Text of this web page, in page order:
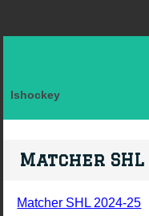
Ishockey
Matcher SHL
Matcher SHL 2024-25